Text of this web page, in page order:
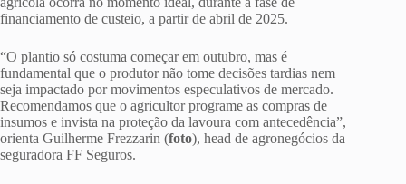
financiamento de custeio, a partir de abril de 2025.
“O plantio só costuma começar em outubro, mas é
fundamental que o produtor não tome decisões tardias nem
seja impactado por movimentos especulativos de mercado.
Recomendamos que o agricultor programe as compras de
insumos e invista na proteção da lavoura com antecedência”,
orienta Guilherme Frezzarin (foto), head de agronegócios da
seguradora FF Seguros.